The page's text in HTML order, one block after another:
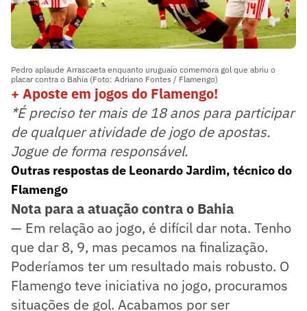
Pedro aplaude Arrascaeta enquanto uruguaio comemora gol que abriu o
placar contra o Bahia (Foto: Adriano Fontes / Flamengo)
+ Aposte em jogos do Flamengo!
*É preciso ter mais de 18 anos para participar
de qualquer atividade de jogo de apostas.
Jogue de forma responsável.
Outras respostas de Leonardo Jardim, técnico do
Flamengo
Nota para a atuação contra o Bahia
— Em relação ao jogo, é difícil dar nota. Tenho
que dar 8, 9, mas pecamos na finalização.
Poderíamos ter um resultado mais robusto. O
Flamengo teve iniciativa no jogo, procuramos
situações de gol. Acabamos por ser